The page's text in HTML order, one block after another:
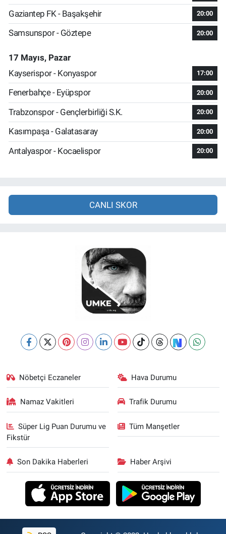
Gaziantep FK - Başakşehir 20:00
Samsunspor - Göztepe 20:00
17 Mayıs, Pazar
Kayserispor - Konyaspor
17:00
Fenerbahçe - Eyüpspor 20:00
Trabzonspor - Gençlerbirliği S.K. 20:00
Kasımpaşa - Galatasaray 20:00
Antalyaspor - Kocaelispor 20:00
CANLI SKOR
Nöbetçi Eczaneler Hava Durumu
Namaz Vakitleri Trafik Durumu
Süper Lig Puan Durumu ve
Fikstür
Tüm Manşetler
Son Dakika Haberleri Haber Arşivi